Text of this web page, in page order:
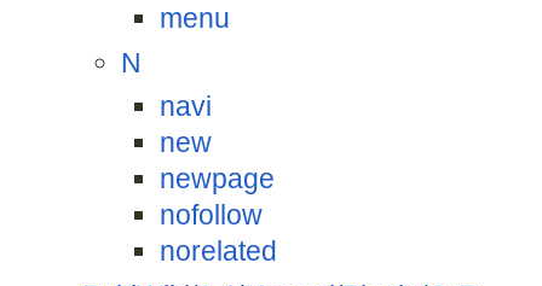
menu
N
navi
new
newpage
nofollow
norelated